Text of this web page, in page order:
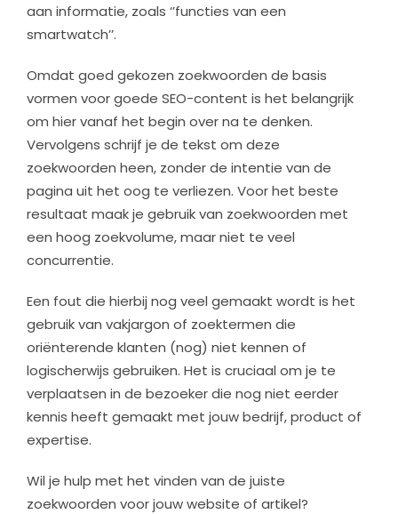
aan informatie, zoals ‘’functies van een
smartwatch’’.
Omdat goed gekozen zoekwoorden de basis
vormen voor goede SEO-content is het belangrijk
om hier vanaf het begin over na te denken.
Vervolgens schrijf je de tekst om deze
zoekwoorden heen, zonder de intentie van de
pagina uit het oog te verliezen. Voor het beste
resultaat maak je gebruik van zoekwoorden met
een hoog zoekvolume, maar niet te veel
concurrentie.
Een fout die hierbij nog veel gemaakt wordt is het
gebruik van vakjargon of zoektermen die
oriënterende klanten (nog) niet kennen of
logischerwijs gebruiken. Het is cruciaal om je te
verplaatsen in de bezoeker die nog niet eerder
kennis heeft gemaakt met jouw bedrijf, product of
expertise.
Wil je hulp met het vinden van de juiste
zoekwoorden voor jouw website of artikel?